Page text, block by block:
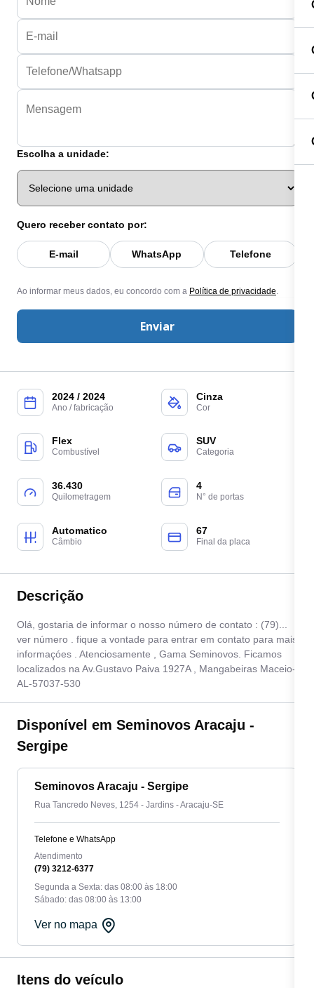
2024 / 2024
Ano / fabricação
Cinza
Cor
Flex
Combustível
SUV
Categoria
36.430
Quilometragem
4
N° de portas
Automatico
Câmbio
67
Final da placa
Descrição
Olá, gostaria de informar o nosso número de contato : (79)...
ver número . fique a vontade para entrar em contato para mais
informaçóes . Atenciosamente , Gama Seminovos. Ficamos
localizados na Av.Gustavo Paiva 1927A , Mangabeiras Maceio-
AL-57037-530
Disponível em Seminovos Aracaju -
Sergipe
Seminovos Aracaju - Sergipe
Rua Tancredo Neves, 1254 - Jardins - Aracaju-SE
Telefone e WhatsApp
Atendimento
(79) 3212-6377
Segunda a Sexta: das 08:00 às 18:00
Sábado: das 08:00 às 13:00
Ver no mapa
Itens do veículo
Escolha a unidade:
Quero receber contato por:
E-mail WhatsApp Telefone
Ao informar meus dados, eu concordo com a Política de privacidade
Enviar